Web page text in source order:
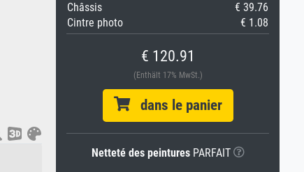
Châssis
€ 39.76
Cintre photo
€ 1.08
€ 120.91
(Enthält 17% MwSt.)
dans le panier
Netteté des peinturesPARFAIT